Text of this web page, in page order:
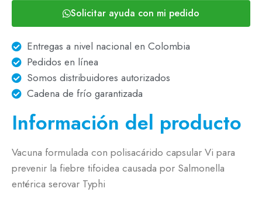
Solicitar ayuda con mi pedido
Entregas a nivel nacional en Colombia
Pedidos en línea
Somos distribuidores autorizados
Cadena de frío garantizada
Información del producto
Vacuna formulada con polisacárido capsular Vi para
prevenir la fiebre tifoidea causada por Salmonella
entérica serovar Typhi